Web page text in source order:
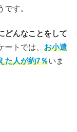
です。
どんなことをして
ートでは、 お小遣
た人が約7％いま